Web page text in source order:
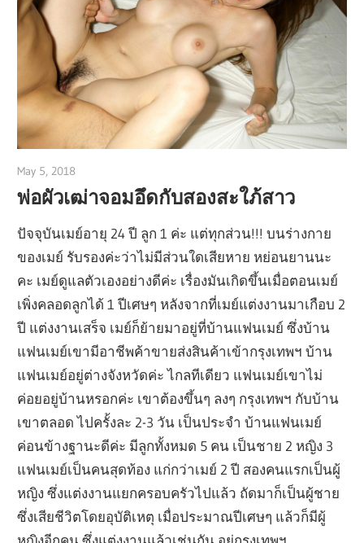
May 5, 2018
พ่อผัวเฒ่าจอมอึดกับสองสะใภ้สาว
ปัจจุบันเมย์อายุ 24 ปี ลูก 1 ค่ะ แต่ทุกส่วน!!! บนร่างกาย
ของเมย์ รับรองค่ะว่าไม่มีส่วนใดเสียหาย หย่อนยานนะ
คะ เมย์ดูแลตัวเองอย่างดีค่ะ เรื่องมันเกิดขึ้นเมื่อตอนเมย์
เพิ่งคลอดลูกได้ 1 ปีเศษๆ หลังจากที่เมย์แต่งงานมาเกือบ 2
ปี แต่งงานเสร็จ เมย์ก็ย้ายมาอยู่ที่บ้านแฟนเมย์ ซึ่งบ้าน
แฟนเมย์เขามีอาชีพค้าขายส่งสินค้าเข้ากรุงเทพฯ บ้าน
แฟนเมย์อยู่ต่างจังหวัดค่ะ ไกลทีเดียว แฟนเมย์เขาไม่
ค่อยอยู่บ้านหรอกค่ะ เขาต้องขึ้นๆ ลงๆ กรุงเทพฯ กับบ้าน
เขาตลอด ไปครั้งละ 2-3 วัน เป็นประจำ บ้านแฟนเมย์
ค่อนข้างฐานะดีค่ะ มีลูกทั้งหมด 5 คน เป็นชาย 2 หญิง 3
แฟนเมย์เป็นคนสุดท้อง แก่กว่าเมย์ 2 ปี สองคนแรกเป็นผู้
หญิง ซึ่งแต่งงานแยกครอบครัวไปแล้ว ถัดมาก็เป็นผู้ชาย
ซึ่งเสียชีวิตโดยอุบัติเหตุ เมื่อประมาณปีเศษๆ แล้วก็มีผู้